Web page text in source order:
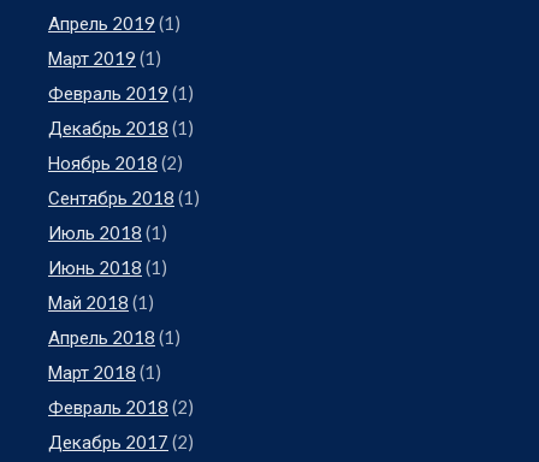
Апрель 2019 (1)
Март 2019 (1)
Февраль 2019 (1)
Декабрь 2018 (1)
Ноябрь 2018 (2)
Сентябрь 2018 (1)
Июль 2018 (1)
Июнь 2018 (1)
Май 2018 (1)
Апрель 2018 (1)
Март 2018 (1)
Февраль 2018 (2)
Декабрь 2017 (2)